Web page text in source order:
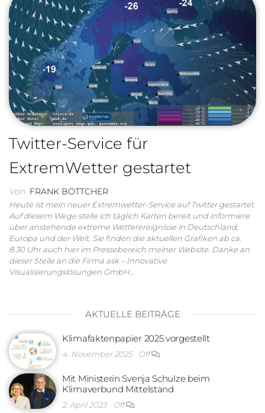
Twitter-Service für
ExtremWetter gestartet
Von FRANK BÖTTCHER
Heute ist mein neuer Extremwetter-Service auf Twitter gestartet.
Auf diesem Wege stelle ich täglich Karten bereit und informiere
über anstehende extreme Wetterereignisse in Deutschland,
Europa und der Welt. Sie finden die aktuellen Grafiken ab ca.
8.30 Uhr auch hier im Pressebereich meiner Website. Danke an
dieser Stelle an die Firma ask – Innovative
Visualisierungslösungen GmbH…
AKTUELLE BEITRÄGE
Klimafaktenpapier 2025 vorgestellt
4. November 2025 Off
Mit Ministerin Svenja Schulze beim
Klimaverbund Mittelstand
2. April 2023 Off